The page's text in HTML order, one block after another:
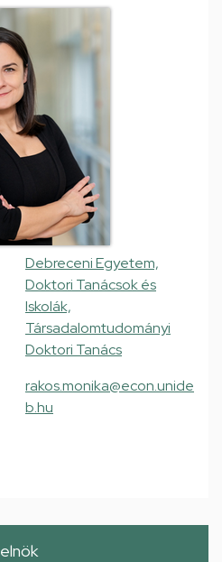
Debreceni Egyetem,
Doktori Tanácsok és
Iskolák,
Társadalomtudományi
Doktori Tanács
rakos.monika@econ.unide
b.hu
elnök